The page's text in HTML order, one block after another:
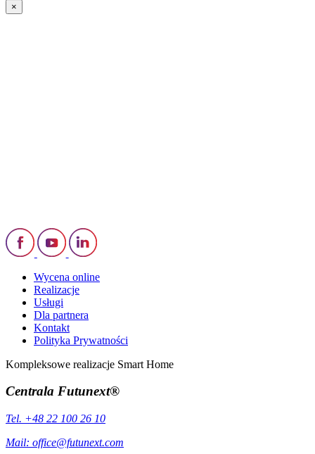
×
Wycena online
Realizacje
Usługi
Dla partnera
Kontakt
Polityka Prywatności
Kompleksowe realizacje Smart Home
Centrala Futunext®
Tel. +48 22 100 26 10
Mail: office@futunext.com